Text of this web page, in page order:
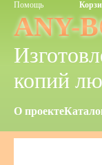
Помощь
ANY-
копий
О проекте